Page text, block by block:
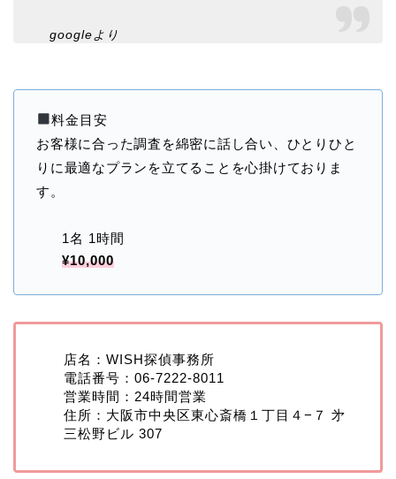
googleより
料金目安
お客様に合った調査を綿密に話し合い、ひとりひと
りに最適なプランを立てることを心掛けておりま
す。
1名 1時間
¥10,000
店名：WISH探偵事務所
電話番号：06-7222-8011
営業時間：24時間営業
住所：大阪市中央区東心斎橋１丁目４−７ 㐧
三松野ビル 307